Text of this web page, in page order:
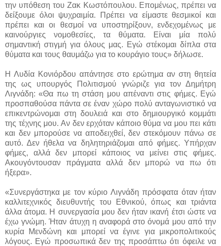
την υπόθεση του Ζακ Κωστόπουλου. Επομένως, πρέπει να
δείξουμε όλοι ψυχραιμία. Πρέπει να είμαστε θεσμικοί και
πρέπει και οι θεσμοί να υποστηρίξουν, ενδεχομένως με
καινούργιες νομοθεσίες, τα θύματα. Είναι μία πολύ
σημαντική στιγμή για όλους μας. Εγώ στέκομαι δίπλα στα
θύματα και τους θαυμάζω για το κουράγιο τους» δήλωσε.
Η Λυδία Κονιόρδου απάντησε στο ερώτημα αν στη θητεία
της ως υπουργός Πολιτισμού γνώριζε για τον Δημήτρη
Λιγνάδη: «Θα πω τη στάση μου απέναντι στις φήμες. Εγώ
προσπαθούσα πάντα σε έναν χώρο πολύ ανταγωνιστικό να
επικεντρώνομαι στη δουλειά και στο δημιουργικό κομμάτι
της τέχνης μου. Αν δεν ερχόταν κάποιο θύμα να μου πει κάτι
και δεν μπορούσε να αποδειχθεί, δεν στεκόμουν πάνω σε
αυτό. Δεν ήθελα να δηλητηριάζομαι από φήμες. Υπήρχαν
φήμες, αλλά δεν μπορεί κάποιος να μείνει στις φήμες.
Ακουγόντουσαν πράγματα αλλά δεν μπορώ να πω ότι
ήξερα».
«Συνεργάστηκα με τον κύριο Λιγνάδη πρόσφατα όταν ήταν
καλλιτεχνικός διευθυντής του Εθνικού, όπως και τριάντα
άλλα άτομα. Η συνεργασία μου δεν ήταν ικανή έτσι ώστε να
έχω γνώμη. Ήταν άτυχη η αναφορά στο όνομά μου από την
κυρία Μενδώνη και μπορεί να έγινε για μικροπολιτικούς
λόγους. Εγώ προσωπικά δεν της προσάπτω ότι όφειλε να